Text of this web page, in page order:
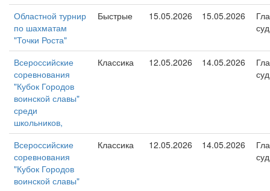
Областной турнир
по шахматам
"Точки Роста"
Быстрые 15.05.2026 15.05.2026
Всероссийские
соревнования
"Кубок Городов
воинской славы"
среди
школьников,
Классика 12.05.2026 14.05.2026
Всероссийские
соревнования
"Кубок Городов
воинской славы"
Классика 12.05.2026 14.05.2026